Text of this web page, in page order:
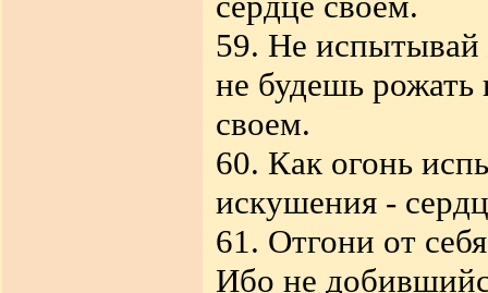
59. Не испытывай
не будешь
своем.
60. Как огонь
искушения -
61. Отгони от
Ибо не